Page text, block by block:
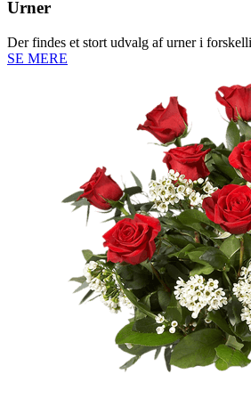
Urner
Der findes et stort udvalg af urner i
SE MERE